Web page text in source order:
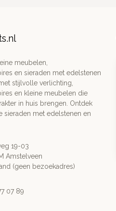
meubelen,
en sieraden met edelstenen
stijlvolle verlichting,
en kleine meubelen die
in huis brengen. Ontdek
sieraden met edelstenen en
19-03
Amstelveen
(geen bezoekadres)
07 89